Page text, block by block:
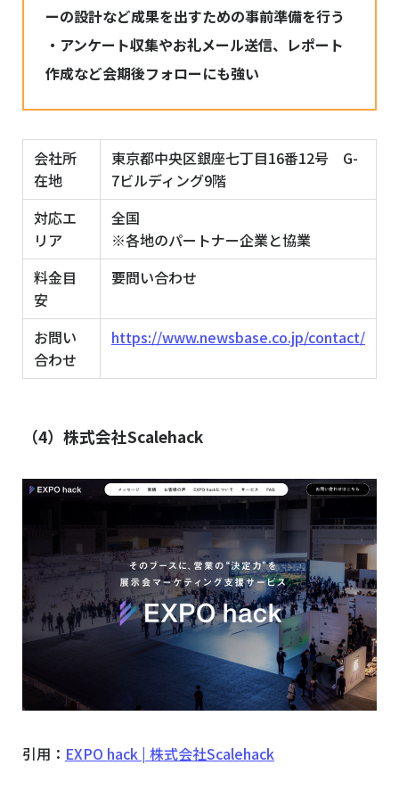
ーの設計など成果を出すための事前準備を行う
・アンケート収集やお礼メール送信、レポート
作成など会期後フォローにも強い
会社所
在地
東京都中央区銀座七丁目16番12号 G-
7ビルディング9階
対応エ
リア
全国
※各地のパートナー企業と協業
料金目
安
要問い合わせ
お問い
合わせ
https://www.newsbase.co.jp/contact/
（4）株式会社Scalehack
引用： EXPO hack | 株式会社Scalehack